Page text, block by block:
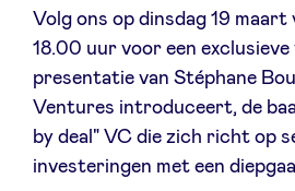
Over
Volg ons op dinsdag 19
18.00 uur voor een
presentatie van Stéphane
Ventures introduceert, de
by deal" VC die zich richt op
investeringen met een